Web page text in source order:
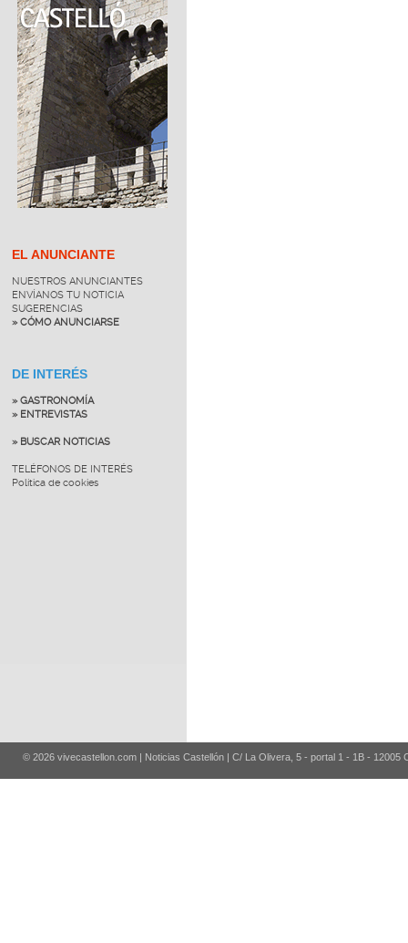
EL ANUNCIANTE
NUESTROS ANUNCIANTES
ENVÍANOS TU NOTICIA
SUGERENCIAS
» CÓMO ANUNCIARSE
DE INTERÉS
» GASTRONOMÍA
» ENTREVISTAS
» BUSCAR NOTICIAS
TELÉFONOS DE INTERÉS
Política de cookies
© 2026 vivecastellon.com | Noticias Castellón | C/ La Olivera, 5 - portal 1 - 1B - 12005